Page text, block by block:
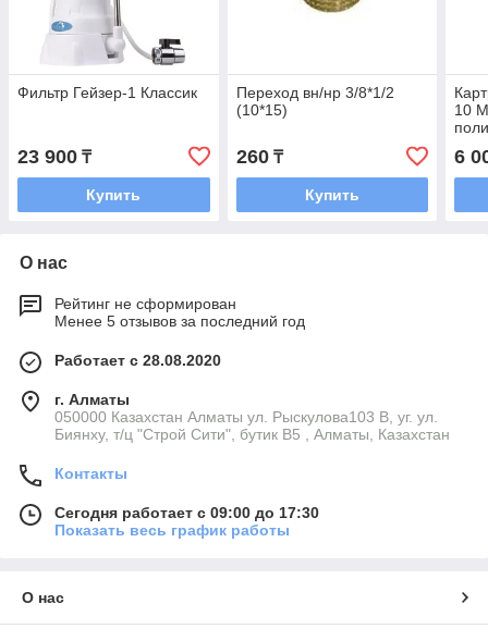
Фильтр Гейзер-1 Классик
23 900 ₸
Купить
Переход вн/нр 3/8*1/2
(10*15)
260₸
Купить
10
6
О нас
Рейтинг не сформирован
Менее 5 отзывов за последний год
Работает с 28.08.2020
г. Алматы
050000 Казахстан Алматы ул. Рыскулова103 В, уг. ул.
Биянху, т/ц "Строй Сити", бутик В5 , Алматы, Казахстан
Контакты
Сегодня работает с 09:00 до 17:30
Показать весь график работы
О нас